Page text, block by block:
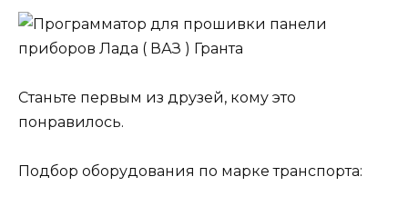
Станьте первым из друзей, кому это
понравилось.
Подбор оборудования по марке транспорта: